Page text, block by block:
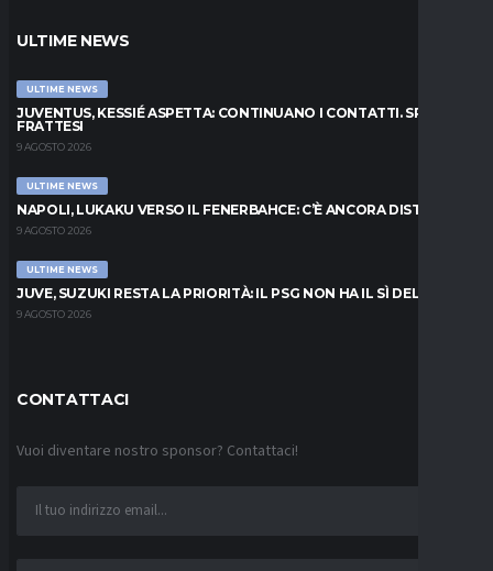
ULTIME NEWS
ULTIME NEWS
JUVENTUS, KESSIÉ ASPETTA: CONTINUANO I CONTATTI. SPUNTA
FRATTESI
9 AGOSTO 2026
ULTIME NEWS
NAPOLI, LUKAKU VERSO IL FENERBAHCE: C’È ANCORA DISTANZA
9 AGOSTO 2026
ULTIME NEWS
JUVE, SUZUKI RESTA LA PRIORITÀ: IL PSG NON HA IL SÌ DEL PARMA
9 AGOSTO 2026
CONTATTACI
Vuoi diventare nostro sponsor? Contattaci!